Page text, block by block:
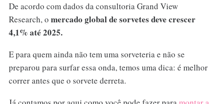
De acordo com dados da consultoria Grand View
Research, o mercado global de sorvetes deve crescer
4,1% até 2025.
E para quem ainda não tem uma sorveteria e não se
preparou para surfar essa onda, temos uma dica: é melhor
correr antes que o sorvete derreta.